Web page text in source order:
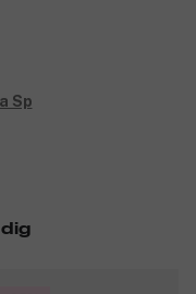
Sp